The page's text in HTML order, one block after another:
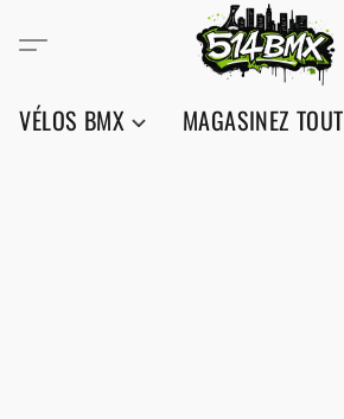
VÉLOS BMX MAGASINEZ TOUT